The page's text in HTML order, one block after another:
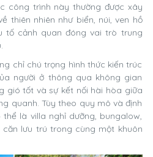
công trình này thường được xây
thiên nhiên như biển, núi, ven hồ
tố cảnh quan đóng vai trò trung
chỉ chú trọng hình thức kiến trúc
người ở thông qua không gian
gió tốt và sự kết nối hài hòa giữa
quanh. Tùy theo quy mô và định
là villa nghỉ dưỡng, bungalow,
lưu trú trong cùng một khuôn